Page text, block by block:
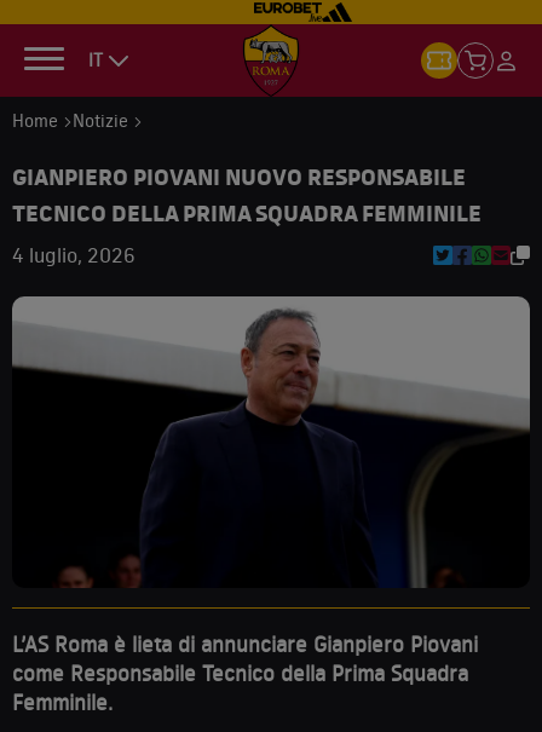
IT
Home Notizie
GIANPIERO PIOVANI NUOVO RESPONSABILE
TECNICO DELLA PRIMA SQUADRA FEMMINILE
4 luglio, 2026
L’AS Roma è lieta di annunciare Gianpiero Piovani
come Responsabile Tecnico della Prima Squadra
Femminile.